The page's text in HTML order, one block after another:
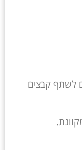
לשתף קבצים